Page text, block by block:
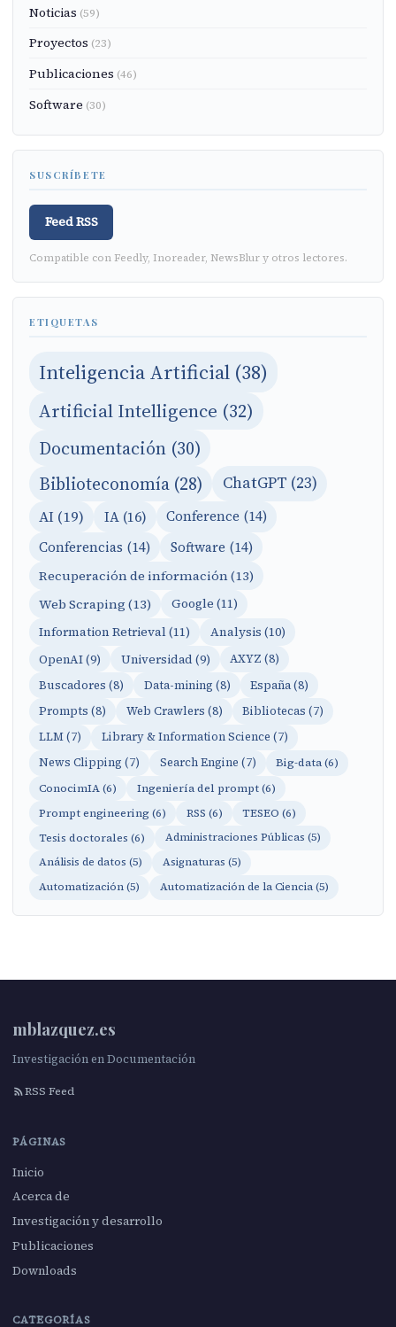
Noticias (59)
Proyectos (23)
Publicaciones (46)
Software (30)
SUSCRÍBETE
Feed RSS
Compatible con Feedly, Inoreader, NewsBlur y otros lectores.
ETIQUETAS
Inteligencia Artificial (38)
Artificial Intelligence (32)
Documentación (30)
Biblioteconomía (28) ChatGPT (23)
AI (19) IA (16)
Conference (14)
Conferencias (14)
Software (14)
Recuperación de información (13)
Web Scraping (13)
Google (11)
Information Retrieval (11)
Analysis (10)
OpenAI (9) Universidad (9)
AXYZ (8)
Buscadores (8)
Data-mining (8)
España (8)
Prompts (8)
Web Crawlers (8)
Bibliotecas (7)
LLM (7)
Library & Information Science (7)
News Clipping (7)
Search Engine (7)
Big-data (6)
ConocimIA (6)
Ingeniería del prompt (6)
Prompt engineering (6)
RSS (6)
TESEO (6)
Tesis doctorales (6)
Administraciones Públicas (5)
Análisis de datos (5)
Asignaturas (5)
Automatización (5)
Automatización de la Ciencia (5)
mblazquez.es
Investigación en Documentación
RSS Feed
PÁGINAS
Inicio
Acerca de
Investigación y desarrollo
Publicaciones
Downloads
CATEGORÍAS